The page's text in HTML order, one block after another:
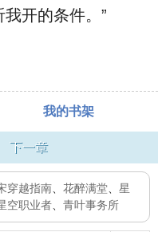
开的条件。”
我的书架
下一章
穿越指南 花醉满堂
星
空职业者 青叶事务所